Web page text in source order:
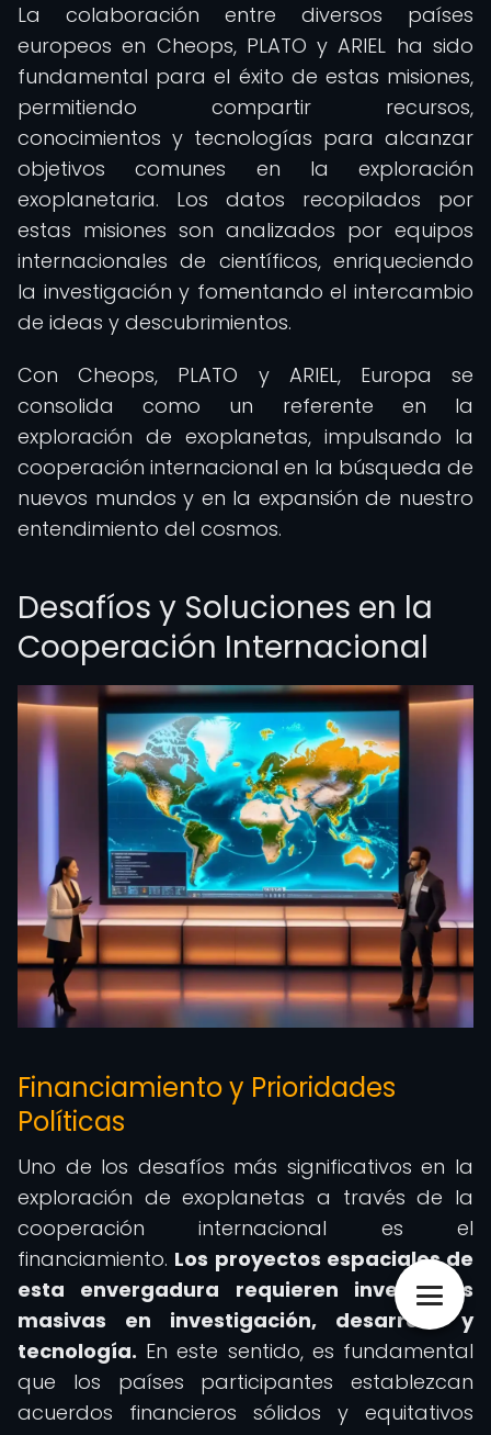
La colaboración entre diversos países
europeos en Cheops, PLATO y ARIEL ha sido
fundamental para el éxito de estas misiones,
permitiendo compartir recursos,
conocimientos y tecnologías para alcanzar
objetivos comunes en la exploración
exoplanetaria. Los datos recopilados por
estas misiones son analizados por equipos
internacionales de científicos, enriqueciendo
la investigación y fomentando el intercambio
de ideas y descubrimientos.
Con Cheops, PLATO y ARIEL, Europa se
consolida como un referente en la
exploración de exoplanetas, impulsando la
cooperación internacional en la búsqueda de
nuevos mundos y en la expansión de nuestro
entendimiento del cosmos.
Desafíos y Soluciones en la
Cooperación Internacional
Financiamiento y Prioridades
Políticas
Uno de los desafíos más significativos en la
exploración de exoplanetas a través de la
cooperación internacional es el
financiamiento. Los proyectos espaciales de
esta envergadura requieren inversiones
masivas en investigación, desarrollo y
tecnología. En este sentido, es fundamental
que los países participantes establezcan
acuerdos financieros sólidos y equitativos